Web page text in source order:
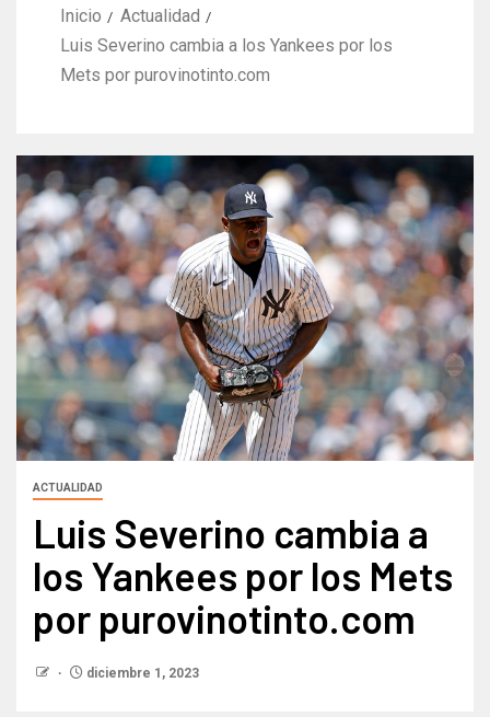
Inicio
Actualidad
Luis Severino cambia a los Yankees por los
Mets por purovinotinto.com
ACTUALIDAD
Luis Severino cambia a
los Yankees por los Mets
por purovinotinto.com
diciembre 1, 2023